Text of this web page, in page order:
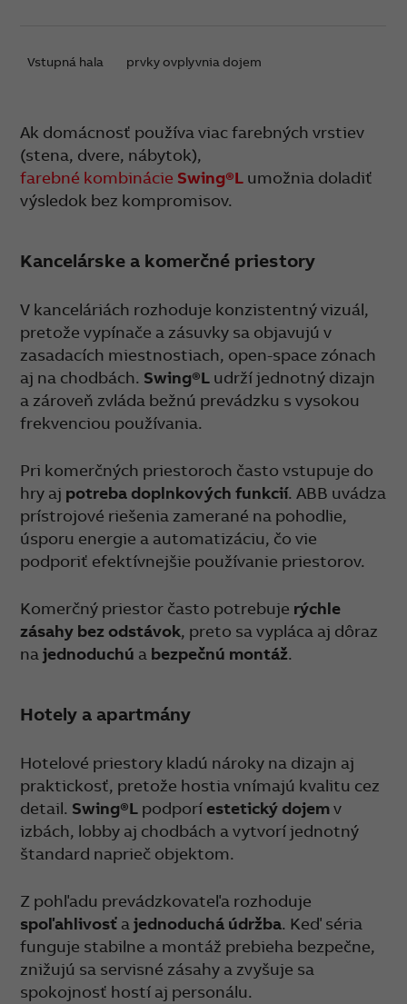
Vstupná hala prvky ovplyvnia dojem
Ak domácnosť používa viac farebných vrstiev
(stena, dvere, nábytok),
farebné kombinácie Swing®L umožnia doladiť
výsledok bez kompromisov.
Kancelárske a komerčné priestory
V kanceláriách rozhoduje konzistentný vizuál,
pretože vypínače a zásuvky sa objavujú v
zasadacích miestnostiach, open-space zónach
aj na chodbách. Swing®L udrží jednotný dizajn
a zároveň zvláda bežnú prevádzku s vysokou
frekvenciou používania.
Pri komerčných priestoroch často vstupuje do
hry aj potreba doplnkových funkcií. ABB uvádza
prístrojové riešenia zamerané na pohodlie,
úsporu energie a automatizáciu, čo vie
podporiť efektívnejšie používanie priestorov.
Komerčný priestor často potrebuje rýchle
zásahy bez odstávok, preto sa vypláca aj dôraz
najednoduchú a bezpečnú montáž.
Hotely a apartmány
Hotelové priestory kladú nároky na dizajn aj
praktickosť, pretože hostia vnímajú kvalitu cez
detail. Swing®L podporíestetický dojemv
izbách, lobby aj chodbách a vytvorí jednotný
štandard naprieč objektom.
Z pohľadu prevádzkovateľa rozhoduje
spoľahlivosť ajednoduchá údržba. Keď séria
funguje stabilne a montáž prebieha bezpečne,
znižujú sa servisné zásahy a zvyšuje sa
spokojnosť hostí aj personálu.